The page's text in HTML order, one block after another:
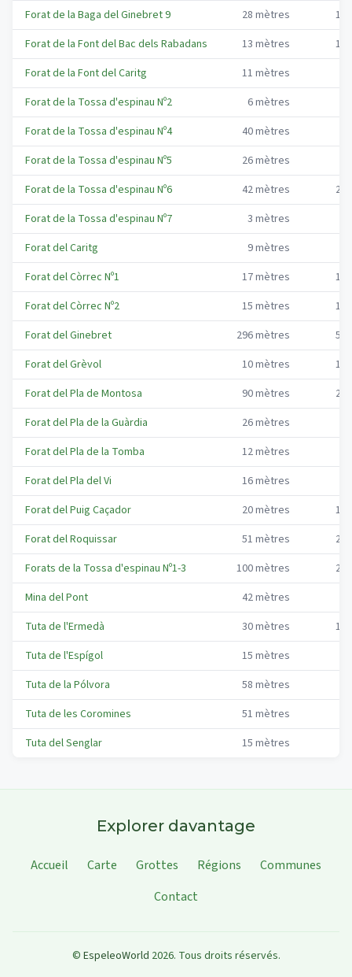
Forat de la Baga del Ginebret 9
28 mètres 19
Forat de la Font del Bac dels Rabadans
13 mètres 11
Forat de la Font del Caritg
11 mètres
Forat de la Tossa d'espinau Nº2
6mètres
Forat de la Tossa d'espinau Nº4
40mètres
Forat de la Tossa d'espinau Nº5
26mètres
Forat de la Tossa d'espinau Nº6
42mètres 26
Forat de la Tossa d'espinau Nº7
3 mètres
Forat del Caritg
9mètres
Forat del Còrrec Nº1
17mètres 13
Forat del Còrrec Nº2
15 mètres 11
Forat del Ginebret
296mètres 55
Forat del Grèvol
10mètres 10
Forat del Pla de Montosa
90mètres 25
Forat del Pla de la Guàrdia
26mètres
Forat del Pla de la Tomba
12mètres
Forat del Pla del Vi
16mètres
Forat del Puig Caçador
20mètres 11
Forat del Roquissar
51 mètres 21
Forats de la Tossa d'espinau Nº1-3
100mètres 22
Mina del Pont
42mètres
Tuta de l'Ermedà
30mètres 13
Tuta de l'Espígol
15 mètres
Tuta de la Pólvora
58 mètres
Tuta de les Coromines
51 mètres
Tuta del Senglar
15 mètres
Explorer davantage
Accueil Carte Grottes Régions
Communes
Contact
© EspeleoWorld 2026. Tous droits réservés.